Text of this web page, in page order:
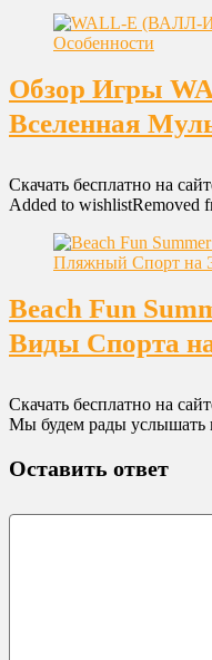
Обзор Игры
Вселенная
Скачать бесплатно на
Added to wishlistRemoved
Beach Fun
Виды Спорта
Скачать бесплатно на
Мы будем рады услышать
Оставить ответ